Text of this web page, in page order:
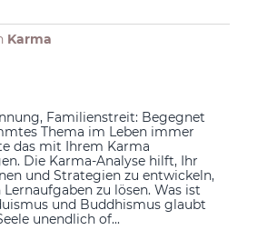
Karma
Familienstreit: Begegnet
Thema im Leben immer
das mit Ihrem Karma
Die Karma-Analyse hilft, Ihr
und Strategien zu entwickeln,
zu lösen. Was ist
und Buddhismus glaubt
unendlich of...